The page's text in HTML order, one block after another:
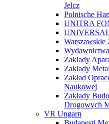
Jelcz
Polnische
UNITRA
UNIVERSAL
Warszawskie
Zaklady
Zaklady
Zakład
Naukowej
Zakłady
Drogowych
VR Ungarn